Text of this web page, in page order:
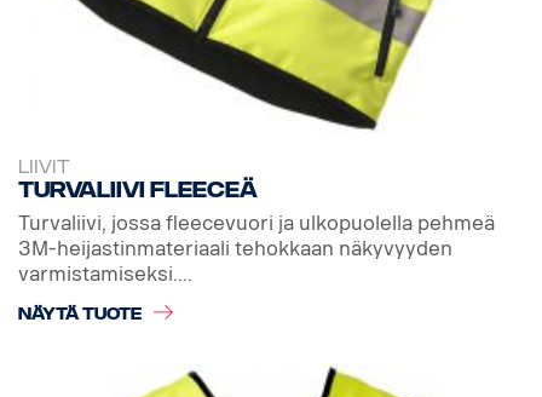
LIIVIT
Turvaliivi fleeceä
Turvaliivi, jossa fleecevuori ja ulkopuolella pehmeä
3M-heijastinmateriaali tehokkaan näkyvyyden
varmistamiseksi....
NÄYTÄ TUOTE